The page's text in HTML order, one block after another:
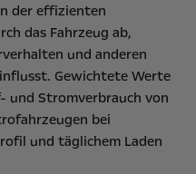
der effizienten
das Fahrzeug ab,
und anderen
Gewichtete Werte
Stromverbrauch von
bei
und täglichem Laden